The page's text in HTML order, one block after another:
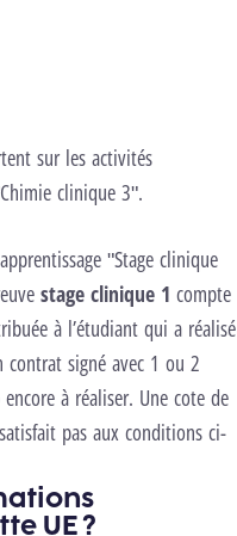
sur les activités
clinique 3".
"Stage clinique
stage clinique 1 compte
à l’étudiant qui a réalisé
contrat signé avec 1 ou 2
à réaliser. Une cote de
pas aux conditions ci-
UE ?